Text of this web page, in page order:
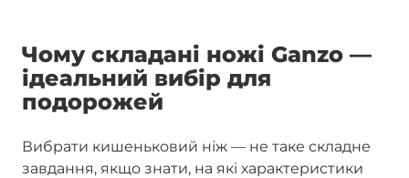
Чому складані ножі Ganzo —
ідеальний вибір для
подорожей
Вибрати кишеньковий ніж — не таке складне
завдання, якщо знати, на які характеристики